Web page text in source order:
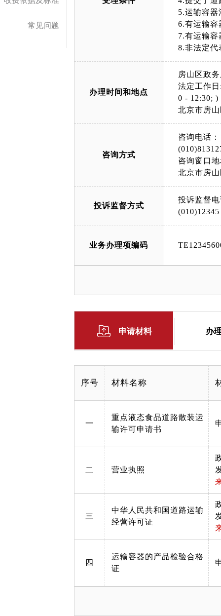
常见问题
5.运输容
6.有运输容
7.有运输
8.非法定代
办理时间和地点
房山区政
法定工作
0 - 12:30; )
北京市房
咨询方式
咨询电话：
咨询窗口
北京市房
投诉监督方式
投诉监督
(010)12345
业务办理项编码
申请材料 办
序号 材料名称
一
重点液态食品道路散装运
输许可申请书
二 营业执照
三
中华人民共和国道路运输
经营许可证
四
运输容器的产品检验合格
证